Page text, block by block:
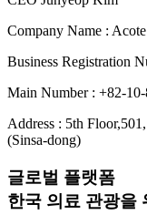
Company Name :
Business Registration
Main Number : +82-10-
Address : 5th
(Sinsa-dong)
글로벌 플랫폼
한국 의료 관광을